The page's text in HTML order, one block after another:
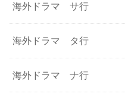
海外ドラマ サ行
海外ドラマ タ行
海外ドラマ ナ行